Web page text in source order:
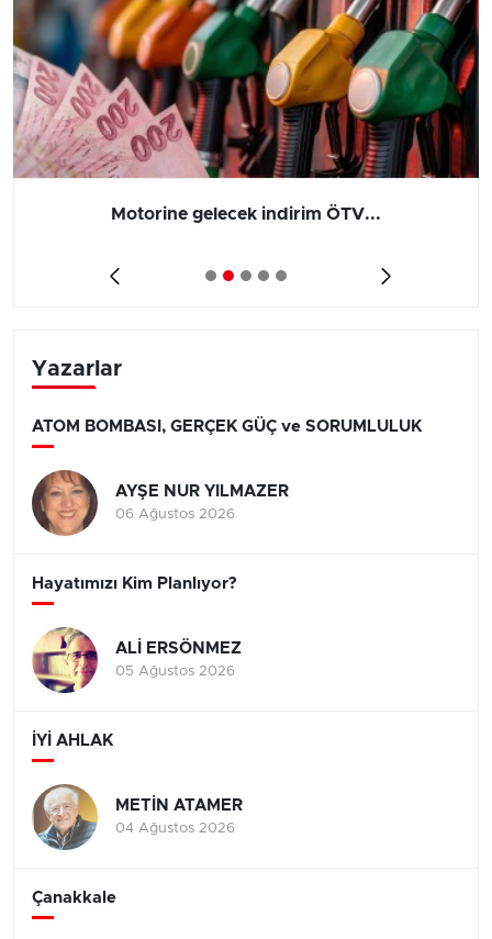
Motorine gelecek indirim ÖTV...
Yazarlar
ATOM BOMBASI, GERÇEK GÜÇ ve SORUMLULUK
AYŞE NUR YILMAZER
06 Ağustos 2026
Hayatımızı Kim Planlıyor?
ALİ ERSÖNMEZ
05 Ağustos 2026
İYİ AHLAK
METİN ATAMER
04 Ağustos 2026
Çanakkale